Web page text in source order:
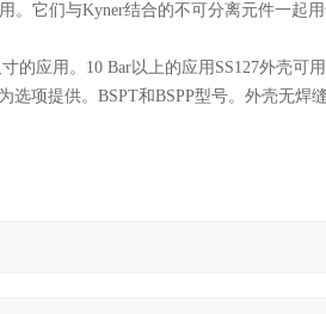
。它们与Kyner结合的不可分离元件一起
的应用。10 Bar以上的应用SS127外壳可
项提供。BSPT和BSPP型号。外壳无焊